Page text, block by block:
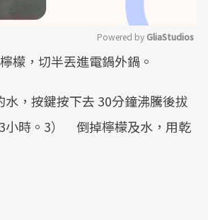
Mute
Powered by GliaStudios
檬，切半丟進電鍋外鍋。
，按鍵按下去 30分鐘沸騰後拔
小時。3） 倒掉檸檬及水，用乾